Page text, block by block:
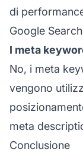
di
Google
I meta
No, i meta
vengono
meta
Conclusione